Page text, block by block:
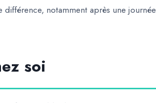
notamment après une journée
soi